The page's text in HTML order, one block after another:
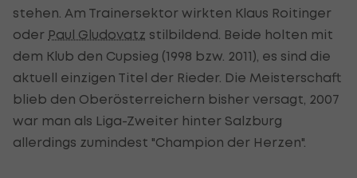
stehen. Am Trainersektor wirkten Klaus Roitinger
oder Paul Gludovatz stilbildend. Beide holten mit
dem Klub den Cupsieg (1998 bzw. 2011), es sind die
aktuell einzigen Titel der Rieder. Die Meisterschaft
blieb den Oberösterreichern bisher versagt, 2007
war man als Liga-Zweiter hinter Salzburg
allerdings zumindest "Champion der Herzen".